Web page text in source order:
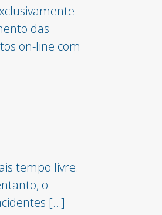
das
on-line com
tempo livre.
o
[…]